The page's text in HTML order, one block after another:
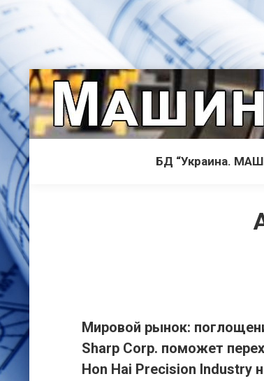
БД “Украина.
Мировой рынок:
Sharp Corp. поможет
Hon Hai Precision Industry